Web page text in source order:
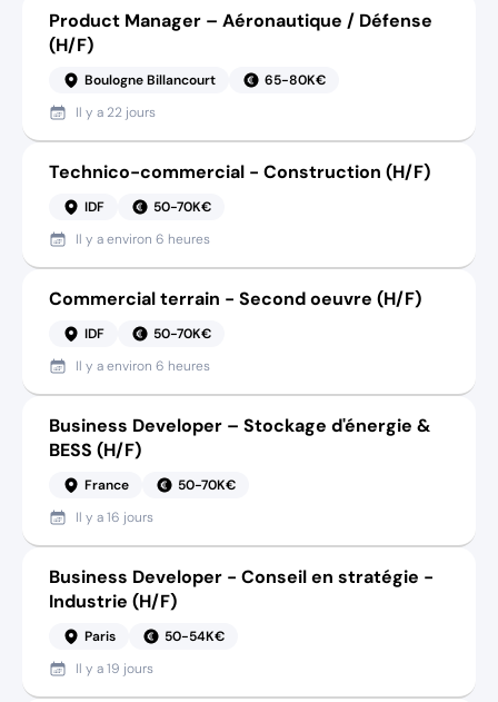
Product Manager – Aéronautique / Défense
(H/F)
Boulogne Billancourt
65-80K€
Il y a 22 jours
Technico-commercial - Construction (H/F)
IDF
50-70K€
Il y aenviron 6 heures
Commercial terrain - Second oeuvre (H/F)
IDF
50-70K€
Il y aenviron 6 heures
Business Developer – Stockage d'énergie &
BESS (H/F)
France
50-70K€
Il y a16 jours
Business Developer - Conseil en stratégie -
Industrie (H/F)
Paris
50-54K€
Il y a19 jours